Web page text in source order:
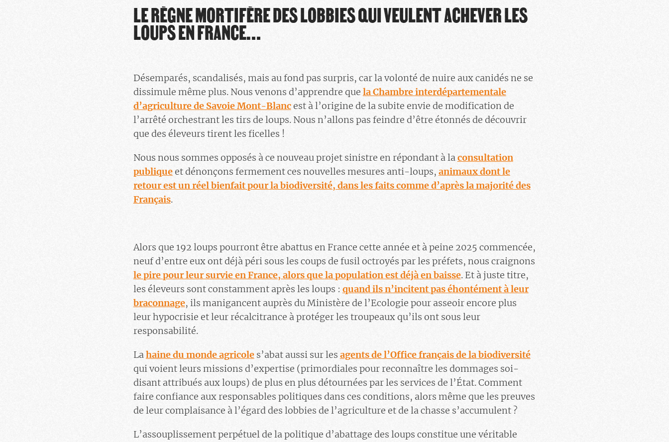
LE RÈGNE MORTIFÈRE DES LOBBIES QUI VEULENT ACHEVER LES
LOUPS EN FRANCE…
Désemparés, scandalisés, mais au fond pas surpris, car la volonté de nuire aux canidés ne se
dissimule même plus. Nous venons d’apprendre que la Chambre interdépartementale
d’agriculture de Savoie Mont-Blancest à l’origine de la subite envie de modification de
l’arrêté orchestrant les tirs de loups. Nous n’allons pas feindre d’être étonnés de découvrir
que des éleveurs tirent les ficelles !
Nous nous sommes opposés à ce nouveau projet sinistre en répondant à laconsultation
publiqueet dénonçons fermement ces nouvelles mesures anti-loups, animaux dont le
retour est un réel bienfait pour la biodiversité, dans les faits comme d’après la majorité des
Français.
Alors que 192 loups pourront être abattus en France cette année et à peine 2025 commencée,
neuf d’entre eux ont déjà péri sous les coups de fusil octroyés par les préfets, nous craignons
le pire pour leur survie en France, alors que la population est déjà en baisse. Et à juste titre,
les éleveurs sont constamment après les loups : quand ils n’incitent pas éhontément à leur
braconnage, ils manigancent auprès du Ministère de l’Ecologie pour asseoir encore plus
leur hypocrisie et leur récalcitrance à protéger les troupeaux qu’ils ont sous leur
responsabilité.
Lahaine du monde agricoles’abat aussi sur les agents de l’Office français de la biodiversité
qui voient leurs missions d’expertise (primordiales pour reconnaître les dommages soi-
disant attribués aux loups) de plus en plus détournées par les services de l’État. Comment
faire confiance aux responsables politiques dans ces conditions, alors même que les preuves
de leur complaisance à l’égard des lobbies de l’agriculture et de la chasse s’accumulent ?
L’assouplissement perpétuel de la politique d’abattage des loups constitue une véritable